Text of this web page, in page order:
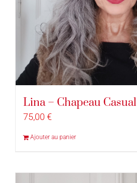
Lina – Chapeau Casual
75,00 €
Ajouter au panier